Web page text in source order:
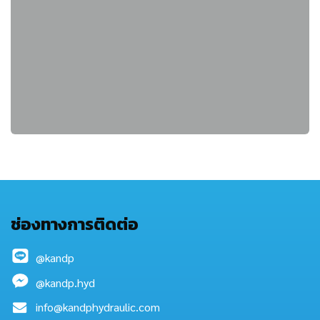
ช่องทางการติดต่อ
@kandp
@kandp.hyd
info@kandphydraulic.com